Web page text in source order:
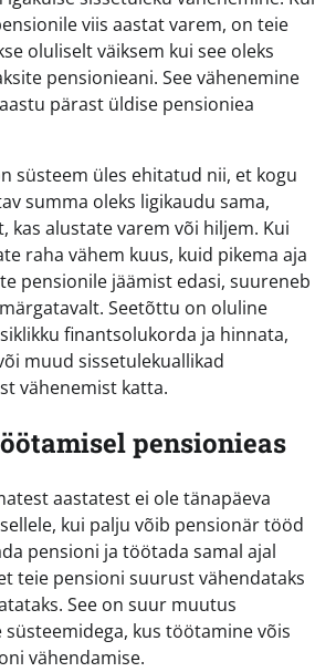
viis aastat varem, on teie
oluliselt väiksem kui see oleks
pensionieani. See vähenemine
pärast üldise pensioniea
süsteem üles ehitatud nii, et kogu
summa oleks ligikaudu sama,
kas alustate varem või hiljem. Kui
raha vähem kuus, kuid pikema aja
pensionile jäämist edasi, suureneb
Seetõttu on oluline
finantsolukorda ja hinnata,
muud sissetulekuallikad
vähenemist katta.
pensionieas
aastatest ei ole tänapäeva
kui palju võib pensionär tööd
pensioni ja töötada samal ajal
teie pensioni suurust vähendataks
See on suur muutus
kus töötamine võis
vähendamise.